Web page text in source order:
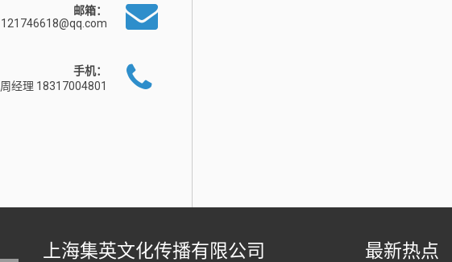
邮箱：
121746618@qq.com
手机：
周经理 18317004801
上海集英文化传播有限公司 最新热点